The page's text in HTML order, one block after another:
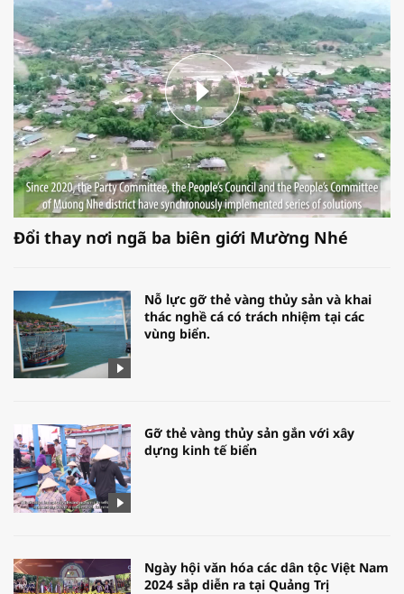
Đổi thay nơi ngã ba biên giới Mường Nhé
Nỗ lực gỡ thẻ vàng thủy sản và khai
thác nghề cá có trách nhiệm tại các
vùng biển.
Gỡ thẻ vàng thủy sản gắn với xây
dựng kinh tế biển
Ngày hội văn hóa các dân tộc Việt Nam
2024 sắp diễn ra tại Quảng Trị